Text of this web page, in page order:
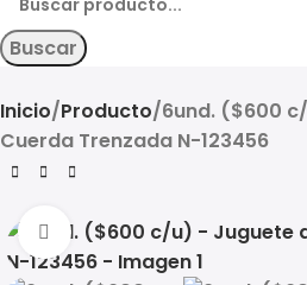
Buscar
Inicio Producto 6und. ($600
Cuerda Trenzada N-123456
Click to enlarge